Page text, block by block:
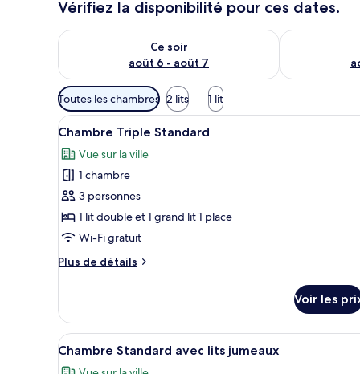
Vérifiez la disponibilité pour ces dates.
Ce soir
août 6 - août 7
Vérifier la disponibilité pour ce soir août 6 - août 7
Vérifier la
Filtres
disponibles
pour
les
chambres
Toutes les chambres 2 lits 1 lit
Afficher
toutes
les
photos
pour
ce
type
chambre :
Standard
Une chambre d’hôtel avec
4
Chambre Triple Standard
Vue sur la ville
1 chambre
3 personnes
1 lit double et 1 grand lit 1 place
Wi-Fi gratuit
Plus de détails
Plus
le
type
de
Voir les
Afficher
toutes
Une chambre d’hôtel avec
3
Chambre Standard avec lits jumeaux